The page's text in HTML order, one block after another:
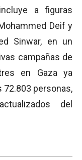
a figuras
Deif y
Sinwar, en un
campañas de
en Gaza ya
72.803 personas,
del